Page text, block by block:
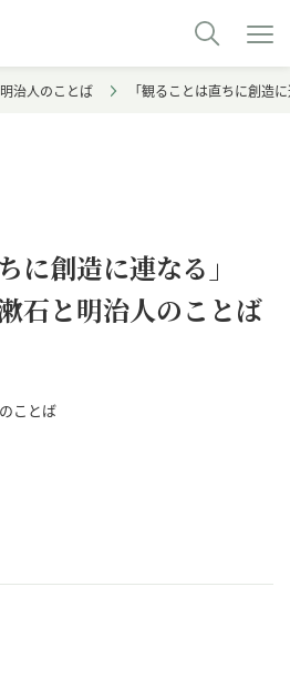
治人のことば 「観ることは直ちに創造
に創造に連なる」
石と明治人のことば
ことば